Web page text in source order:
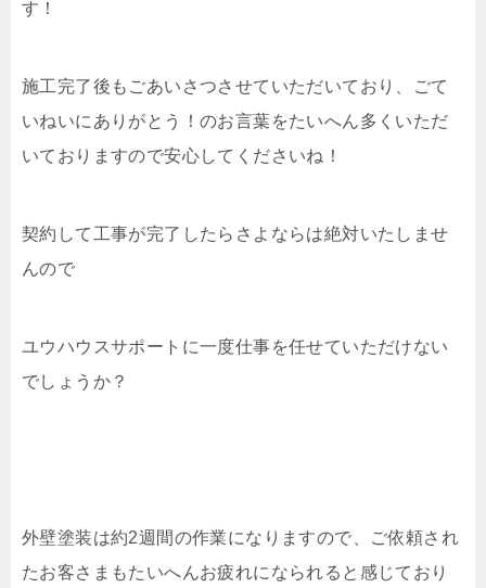
す！
施工完了後もごあいさつさせていただいており、ごて
いねいにありがとう！のお言葉をたいへん多くいただ
いておりますので安心してくださいね！
契約して工事が完了したらさよならは絶対いたしませ
んので
ユウハウスサポートに一度仕事を任せていただけない
でしょうか？
外壁塗装は約2週間の作業になりますので、ご依頼され
たお客さまもたいへんお疲れになられると感じており